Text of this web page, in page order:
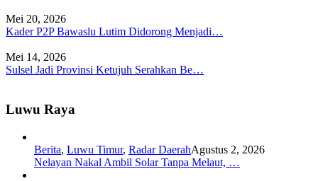
Mei 20, 2026
Kader P2P Bawaslu Lutim Didorong Menjadi…
Mei 14, 2026
Sulsel Jadi Provinsi Ketujuh Serahkan Be…
Luwu Raya
Berita, Luwu Timur, Radar DaerahAgustus 2, 2026
Nelayan Nakal Ambil Solar Tanpa Melaut, …